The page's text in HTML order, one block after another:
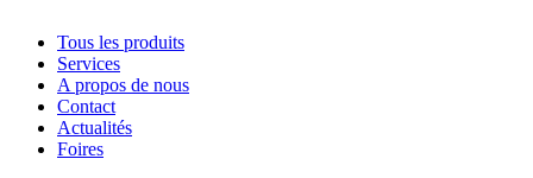
Tous les produits
Services
A propos de nous
Contact
Actualités
Foires